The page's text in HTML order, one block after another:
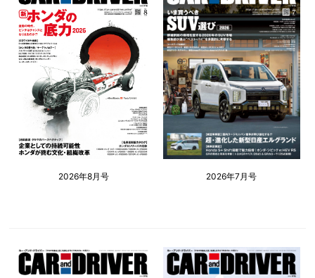
2026年8月号 2026年7月号